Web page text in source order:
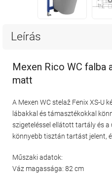
Leírás
Mexen Rico WC falba
matt
A Mexen WC stelaž Fenix XS-
lábakkal és támasztékokkal
szigeteléssel ellátott tartály és
könnyebb tisztán tartást jelent,
Műszaki adatok:
Váz magassága: 82 cm